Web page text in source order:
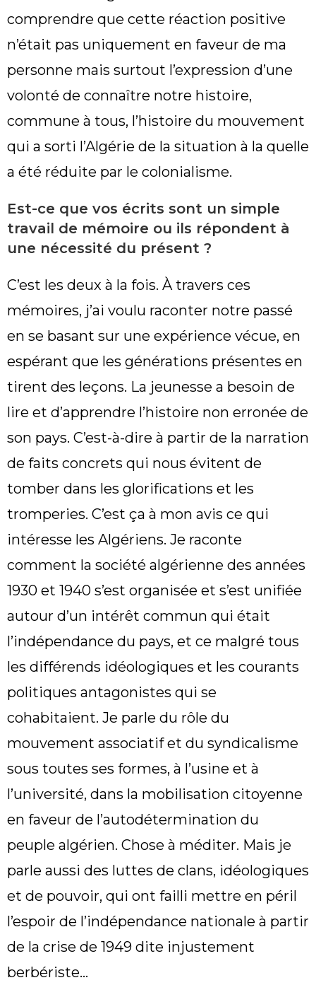
comprendre que cette réaction positive
n’était pas uniquement en faveur de ma
personne mais surtout l’expression d’une
volonté de connaître notre histoire,
commune à tous, l’histoire du mouvement
qui a sorti l’Algérie de la situation à la quelle
a été réduite par le colonialisme.
Est-ce que vos écrits sont un simple
travail de mémoire ou ils répondent à
une nécessité du présent ?
C’est les deux à la fois. À travers ces
mémoires, j’ai voulu raconter notre passé
en se basant sur une expérience vécue, en
espérant que les générations présentes en
tirent des leçons. La jeunesse a besoin de
lire et d’apprendre l’histoire non erronée de
son pays. C’est-à-dire à partir de la narration
de faits concrets qui nous évitent de
tomber dans les glorifications et les
tromperies. C’est ça à mon avis ce qui
intéresse les Algériens. Je raconte
comment la société algérienne des années
1930 et 1940 s’est organisée et s’est unifiée
autour d’un intérêt commun qui était
l’indépendance du pays, et ce malgré tous
les différends idéologiques et les courants
politiques antagonistes qui se
cohabitaient. Je parle du rôle du
mouvement associatif et du syndicalisme
sous toutes ses formes, à l’usine et à
l’université, dans la mobilisation citoyenne
en faveur de l’autodétermination du
peuple algérien. Chose à méditer. Mais je
parle aussi des luttes de clans, idéologiques
et de pouvoir, qui ont failli mettre en péril
l’espoir de l’indépendance nationale à partir
de la crise de 1949 dite injustement
berbériste…